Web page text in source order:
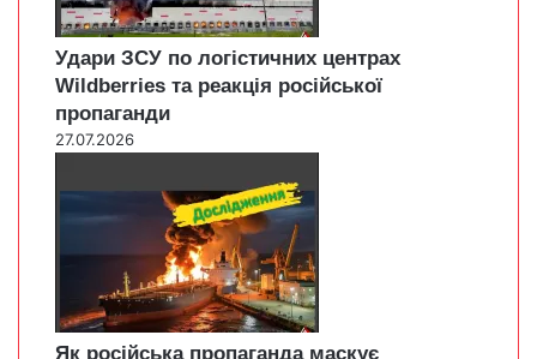
Удари ЗСУ по логістичних центрах
Wildberries та реакція російської
пропаганди
27.07.2026
Як російська пропаганда маскує